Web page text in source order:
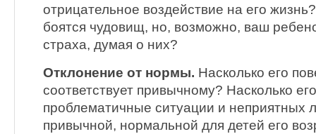
отрицательное воздействие на его
боятся чудовищ, но, возможно, ваш
страха, думая о них?
Отклонение от нормы. Насколько его
соответствует привычному? Насколько
проблематичные ситуации и неприятных
привычной, нормальной для детей его